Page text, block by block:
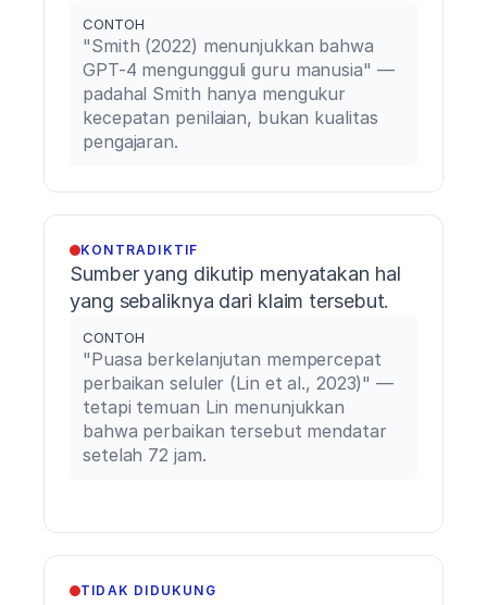
sprint
performance
in
elite
athletes.
Journal
of
and
Conditioning
38(4),
721–
733.
CONTOH
"Smith (2022) menunjukkan bahwa
GPT-4 mengungguli guru manusia" —
padahal Smith hanya mengukur
kecepatan penilaian, bukan kualitas
pengajaran.
KONTRADIKTIF
Sumber yang dikutip menyatakan hal
yang sebaliknya dari klaim tersebut.
CONTOH
"Puasa berkelanjutan mempercepat
perbaikan seluler (Lin et al., 2023)" —
tetapi temuan Lin menunjukkan
bahwa perbaikan tersebut mendatar
setelah 72 jam.
TIDAK DIDUKUNG